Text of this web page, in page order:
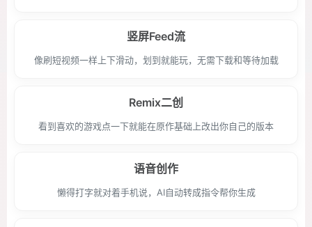
竖屏Feed流
像刷短视频一样上下滑动，划到就能玩，无需下载和等待加载
Remix二创
看到喜欢的游戏点一下就能在原作基础上改出你自己的版本
语音创作
懒得打字就对着手机说，AI自动转成指令帮你生成